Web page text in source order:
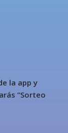
la app y
“Sorteo